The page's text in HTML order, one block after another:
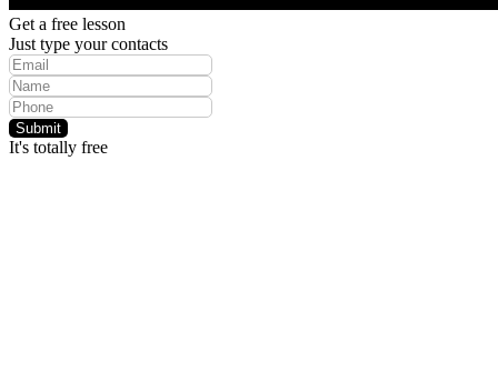
Get a free lesson
Just type your contacts
Submit
It's totally free